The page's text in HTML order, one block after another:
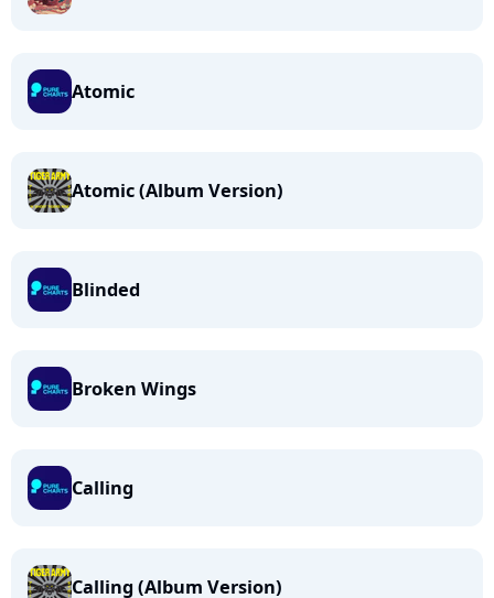
Atomic
Atomic (Album Version)
Blinded
Broken Wings
Calling
Calling (Album Version)